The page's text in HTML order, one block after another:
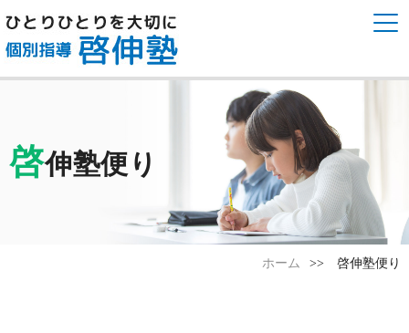
啓伸塾便り
ホーム 啓伸塾便り